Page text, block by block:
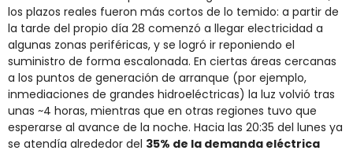
los plazos reales fueron más cortos de lo temido: a partir de
la tarde del propio día 28 comenzó a llegar electricidad a
algunas zonas periféricas, y se logró ir reponiendo el
suministro de forma escalonada. En ciertas áreas cercanas
a los puntos de generación de arranque (por ejemplo,
inmediaciones de grandes hidroeléctricas) la luz volvió tras
unas ~4 horas, mientras que en otras regiones tuvo que
esperarse al avance de la noche. Hacia las 20:35 del lunes ya
se atendía alrededor del 35% de la demanda eléctrica